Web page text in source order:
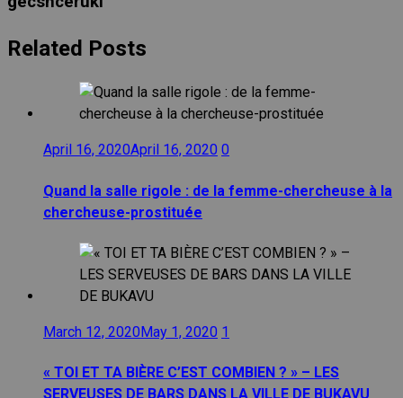
Related Posts
April 16, 2020April 16, 2020 0
Quand la salle rigole : de la femme-chercheuse à la
chercheuse-prostituée
March 12, 2020May 1, 2020 1
« TOI ET TA BIÈRE C’EST COMBIEN ? » – LES
SERVEUSES DE BARS DANS LA VILLE DE BUKAVU